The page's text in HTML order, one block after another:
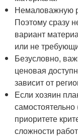
Немаловажную
Поэтому сразу
вариант
или не
Безусловно,
ценовая
зависит от
Если хозяин
приоритете
сложности